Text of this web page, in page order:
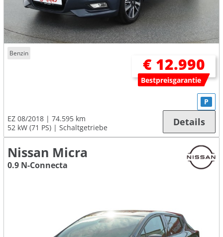
Benzin
€ 12.990
Bestpreisgarantie
EZ 08/2018
74.595 km
52 kW (71 PS)
Schaltgetriebe
P
Details
Nissan Micra
0.9 N-Connecta